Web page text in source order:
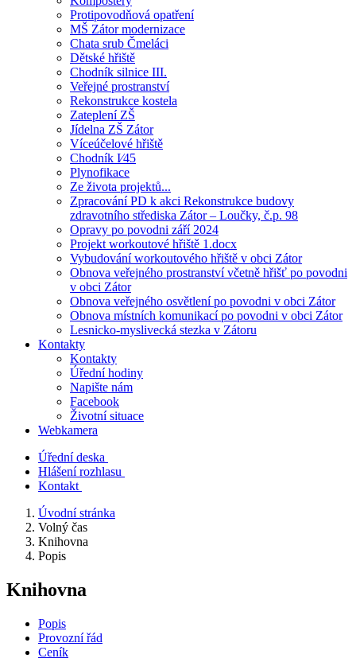
Protipovodňová opatření
MŠ Zátor modernizace
Chata srub Čmeláci
Dětské hřiště
Chodník silnice III.
Veřejné prostranství
Rekonstrukce kostela
Zateplení ZŠ
Jídelna ZŠ Zátor
Víceúčelové hřiště
Chodník I⁄45
Plynofikace
Ze života projektů...
Zpracování PD k akci Rekonstrukce budovy
zdravotního střediska Zátor – Loučky, č.p. 98
Opravy po povodni září 2024
Projekt workoutové hřiště 1.docx
Vybudování workoutového hřiště v obci Zátor
Obnova veřejného prostranství včetně hřišť po povodni
v obci Zátor
Obnova veřejného osvětlení po povodni v obci Zátor
Obnova místních komunikací po povodni v obci Zátor
Lesnicko-myslivecká stezka v Zátoru
Kontakty
Kontakty
Úřední hodiny
Napište nám
Facebook
Životní situace
Webkamera
Úřední deska
Hlášení rozhlasu
Kontakt
Úvodní stránka
Volný čas
Knihovna
Popis
Knihovna
Popis
Provozní řád
Ceník